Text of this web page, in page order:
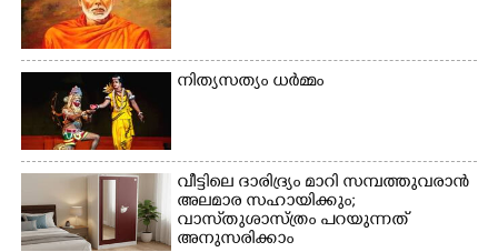
നിത്യസത്യം ധർമ്മം
വീട്ടിലെ ദാരിദ്ര്യം മാറി സമ്പത്തുവരാൻ
അലമാര സഹായിക്കും;
വാസ്‌തുശാസ്ത്രം പറയുന്നത്
അനുസരിക്കാം